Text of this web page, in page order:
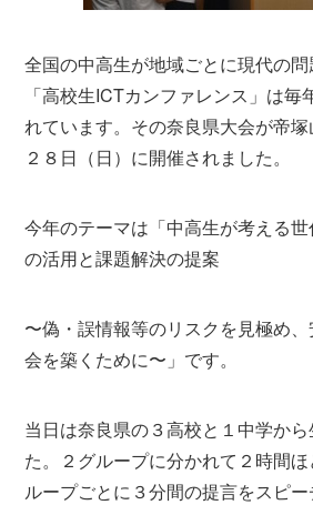
全国の中高生が地域ごとに現代の
「高校生ICTカンファレンス」は毎
れています。その奈良県大会が帝
２８日（日）に開催されました。
今年のテーマは「中高生が考える
の活用と課題解決の提案
〜偽・誤情報等のリスクを見極め
会を築くために〜」です。
当日は奈良県の３高校と１中学か
た。２グループに分かれて２時間
ループごとに３分間の提言をスピ